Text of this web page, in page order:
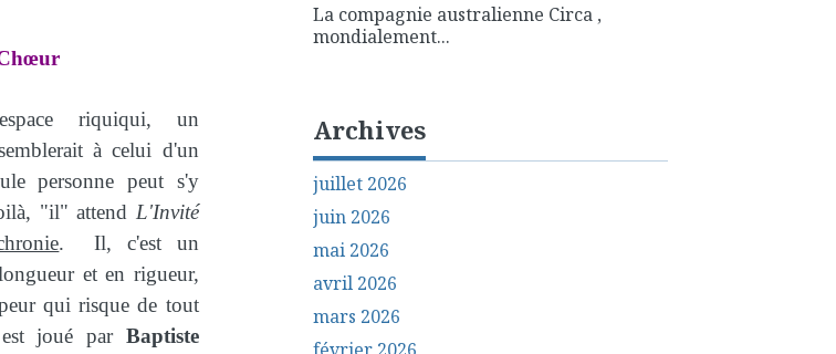
riquiqui, un
à celui d'un
personne peut s'y
"il" attend L'Invité
. Il, c'est un
et en rigueur,
qui risque de tout
joué par Baptiste
La compagnie australienne Circa ,
mondialement...
Archives
juillet 2026
juin 2026
mai 2026
avril 2026
mars 2026